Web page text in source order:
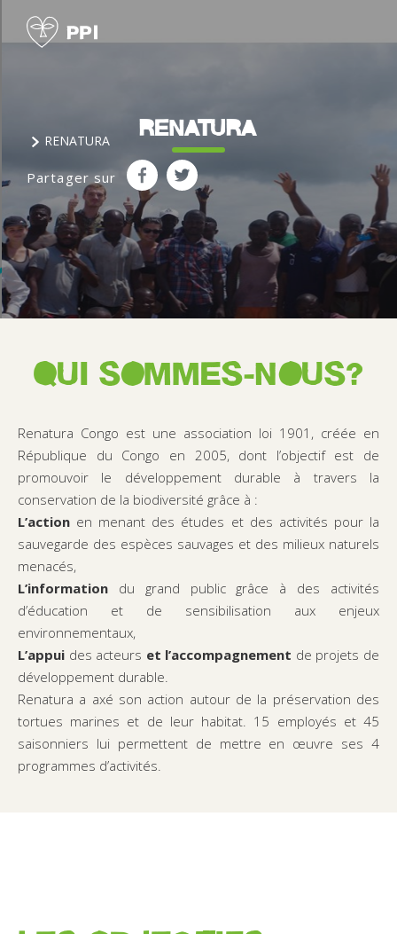
RENATURA
RENATURA
Partager sur
QUI SOMMES-NOUS?
Renatura Congo est une association loi 1901, créée en
République du Congo en 2005, dont l’objectif est de
promouvoir le développement durable à travers la
conservation de la biodiversité grâce à :
L’action en menant des études et des activités pour la
sauvegarde des espèces sauvages et des milieux naturels
menacés,
L’information du grand public grâce à des activités
d’éducation et de sensibilisation aux enjeux
environnementaux,
L’appui des acteurs et l’accompagnement de projets de
développement durable.
Renatura a axé son action autour de la préservation des
tortues marines et de leur habitat. 15 employés et 45
saisonniers lui permettent de mettre en œuvre ses 4
programmes d’activités.